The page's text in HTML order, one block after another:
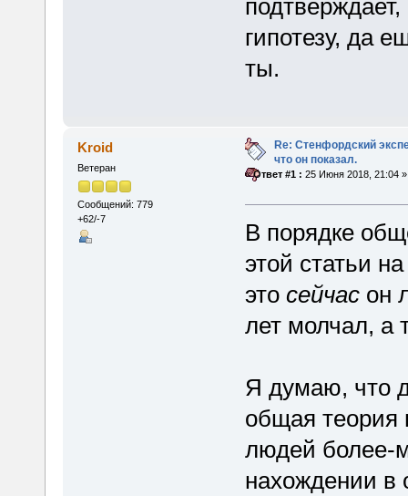
гипотезу, да
ты.
Kroid
Ветеран
Сообщений: 779
+62/-7
Re: Стенфордский
что он показал.
«Ответ #1 : 25 Июня 2018, 21:04 »
В порядке
этой статьи
это сейчасон
лет молчал, а
Я думаю, что
общая теория
людей более-
нахождении в